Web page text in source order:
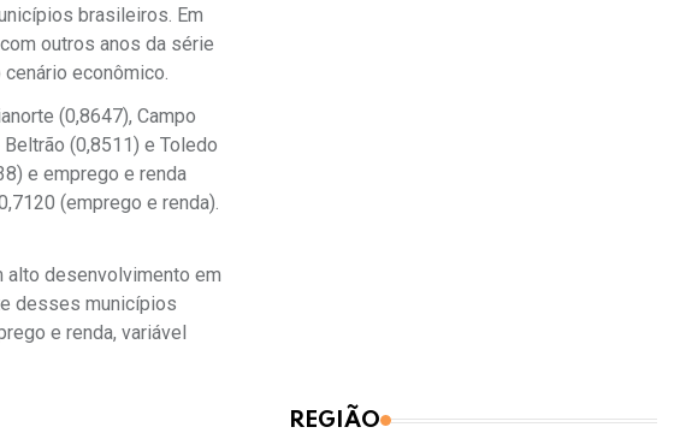
brasileiros. Em
outros anos da série
econômico.
(0,8647), Campo
(0,8511) e Toledo
e emprego e renda
(emprego e renda).
alto desenvolvimento em
desses municípios
e renda, variável
REGIÃO